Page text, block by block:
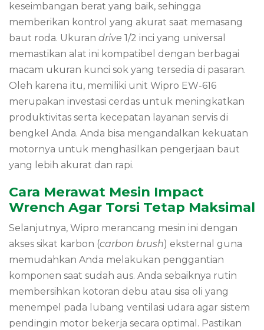
keseimbangan berat yang baik, sehingga
memberikan kontrol yang akurat saat memasang
baut roda. Ukuran drive 1/2 inci yang universal
memastikan alat ini kompatibel dengan berbagai
macam ukuran kunci sok yang tersedia di pasaran.
Oleh karena itu, memiliki unit Wipro EW-616
merupakan investasi cerdas untuk meningkatkan
produktivitas serta kecepatan layanan servis di
bengkel Anda. Anda bisa mengandalkan kekuatan
motornya untuk menghasilkan pengerjaan baut
yang lebih akurat dan rapi.
Cara Merawat Mesin Impact
Wrench Agar Torsi Tetap Maksimal
Selanjutnya, Wipro merancang mesin ini dengan
akses sikat karbon (carbon brush) eksternal guna
memudahkan Anda melakukan penggantian
komponen saat sudah aus. Anda sebaiknya rutin
membersihkan kotoran debu atau sisa oli yang
menempel pada lubang ventilasi udara agar sistem
pendingin motor bekerja secara optimal. Pastikan